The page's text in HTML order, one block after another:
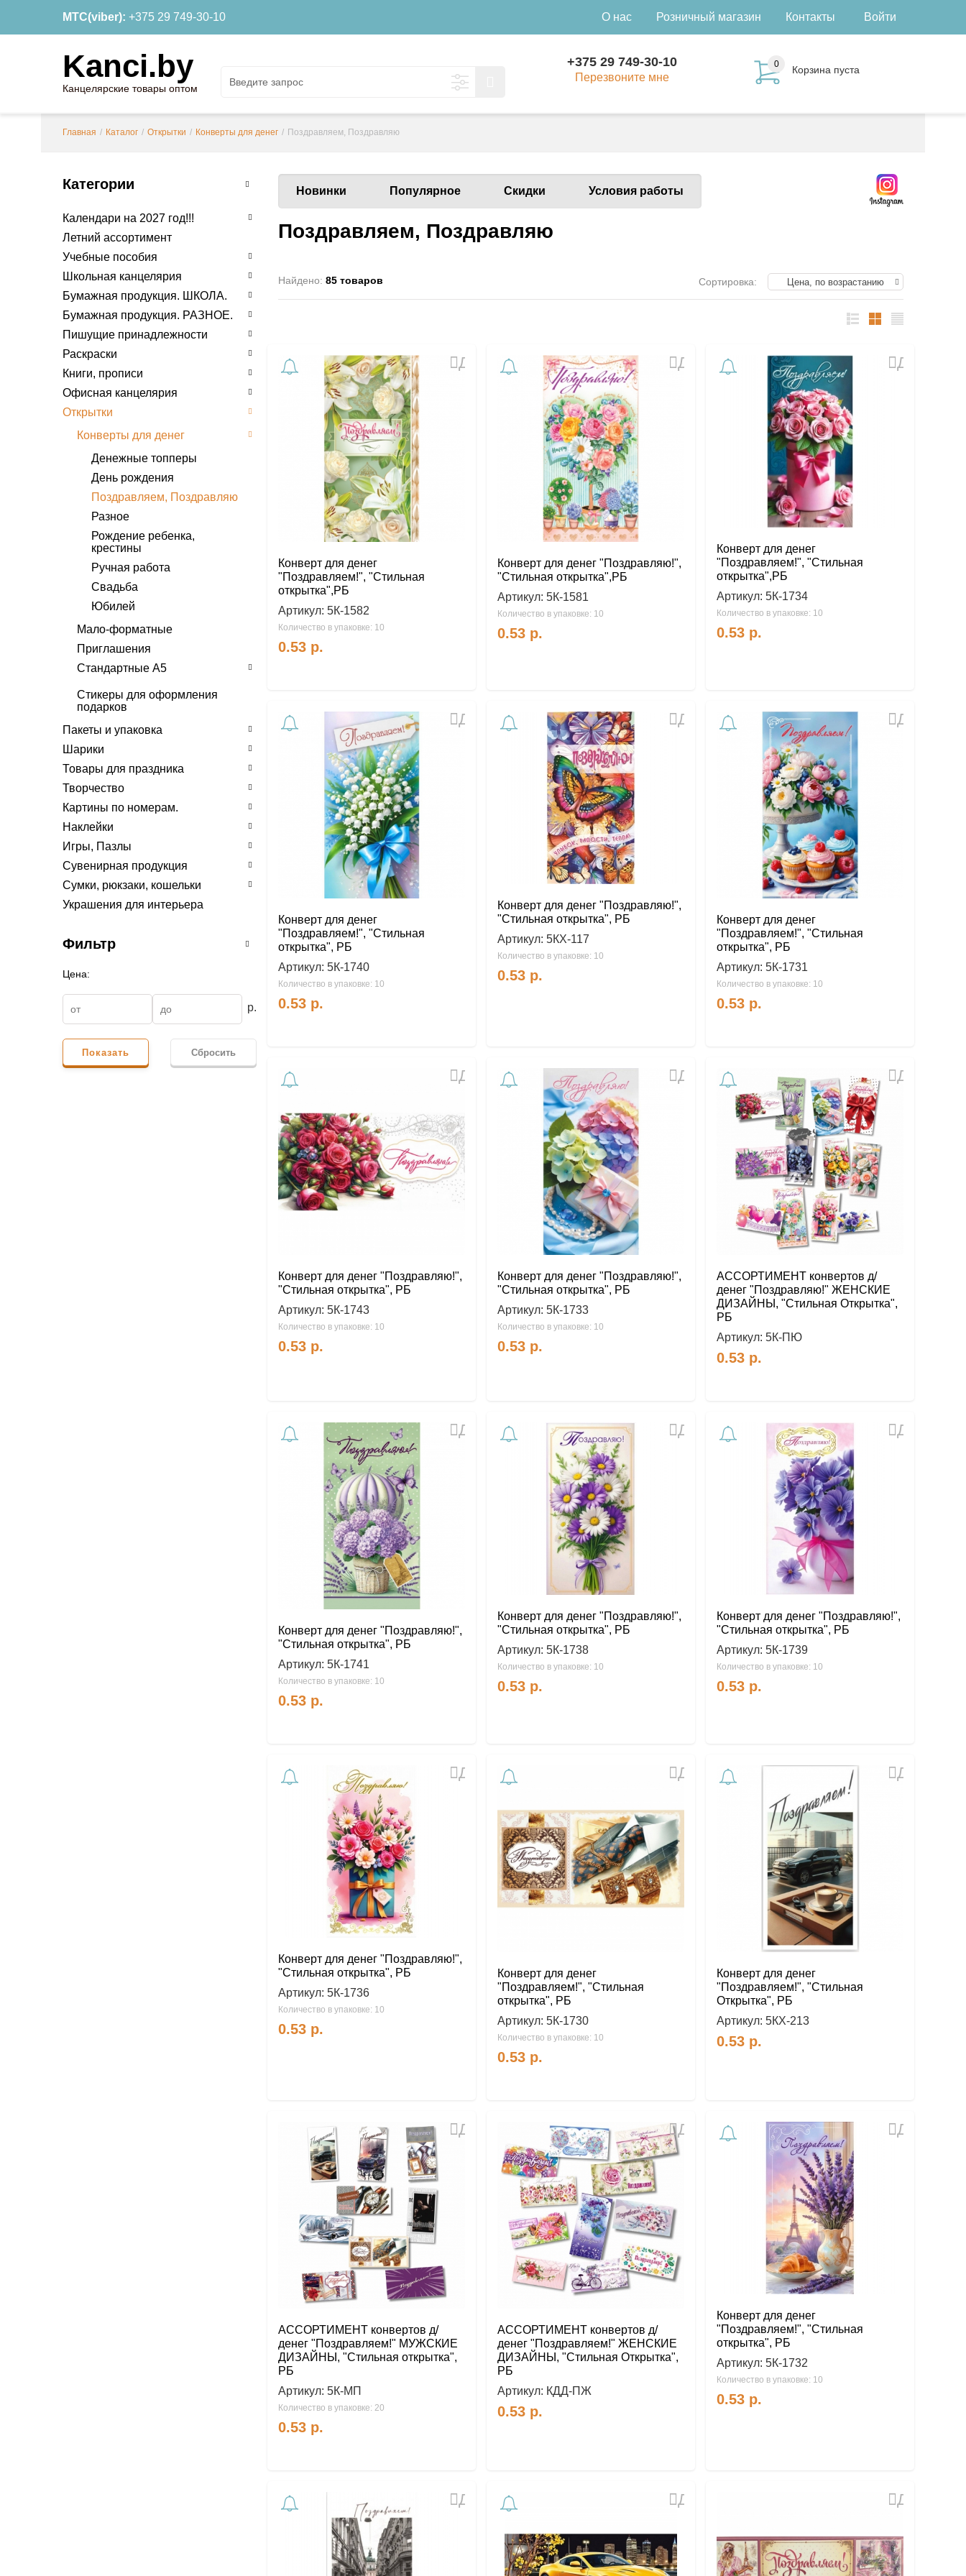
МТС(viber): +375 29 749-30-10 Войти
О нас Розничный магазин Контакты
Kanci.by
Канцелярские товары оптом
0 Корзина пуста
+375 29 749-30-10
Перезвоните мне
Главная / Каталог / Открытки / Конверты для денег / Поздравляем, Поздравляю
Категории
Календари на 2027 год!!!
Летний ассортимент
Учебные пособия
Школьная канцелярия
Бумажная продукция. ШКОЛА.
Бумажная продукция. РАЗНОЕ.
Пишущие принадлежности
Раскраски
Книги, прописи
Офисная канцелярия
Открытки
Конверты для денег
Денежные топперы
День рождения
Поздравляем, Поздравляю
Разное
Рождение ребенка,
крестины
Ручная работа
Свадьба
Юбилей
Мало-форматные
Приглашения
Стандартные А5
День рождения
Поздравляем, Поздравляю
Разное
Ручная работа
Свадьба
Юбилей
Стикеры для оформления
подарков
Пакеты и упаковка
Шарики
Товары для праздника
Творчество
Картины по номерам.
Наклейки
Игры, Пазлы
Сувенирная продукция
Сумки, рюкзаки, кошельки
Украшения для интерьера
Фильтр
Цена:
р.
Показать Сбросить
Новинки Популярное Скидки Условия работы
Поздравляем, Поздравляю
Найдено: 85 товаров Сортировка: Цена, по возрастанию
Добавить
Конверт для денег
"Поздравляем!", "Стильная
открытка",РБ
Артикул: 5К-1582
Количество в упаковке: 10
0.53 р.
Добавить
Конверт для денег "Поздравляю!",
"Стильная открытка",РБ
Артикул: 5К-1581
Количество в упаковке: 10
0.53 р.
Добавить
Конверт для денег
"Поздравляем!", "Стильная
открытка",РБ
Артикул: 5К-1734
Количество в упаковке: 10
0.53 р.
Добавить
Конверт для денег
"Поздравляем!", "Стильная
открытка", РБ
Артикул: 5К-1740
Количество в упаковке: 10
0.53 р.
Добавить
Конверт для денег "Поздравляю!",
"Стильная открытка", РБ
Артикул: 5КХ-117
Количество в упаковке: 10
0.53 р.
Добавить
Конверт для денег
"Поздравляем!", "Стильная
открытка", РБ
Артикул: 5К-1731
Количество в упаковке: 10
0.53 р.
Добавить
Конверт для денег "Поздравляю!",
"Стильная открытка", РБ
Артикул: 5К-1743
Количество в упаковке: 10
0.53 р.
Добавить
избранное
Конверт для денег "Поздравляю!",
"Стильная открытка", РБ
Артикул: 5К-1733
Количество в упаковке: 10
0.53 р.
Добавить
АССОРТИМЕНТ конвертов д/
денег "Поздравляю!" ЖЕНСКИЕ
ДИЗАЙНЫ, "Стильная Открытка",
РБ
Артикул: 5К-ПЮ
0.53 р.
Добавить
Конверт для денег "Поздравляю!",
"Стильная открытка", РБ
Артикул: 5К-1741
Количество в упаковке: 10
0.53 р.
Добавить
Конверт для денег "Поздравляю!",
"Стильная открытка", РБ
Артикул: 5К-1738
Количество в упаковке: 10
0.53 р.
Добавить
Конверт для денег "Поздравляю!",
"Стильная открытка", РБ
Артикул: 5К-1739
Количество в упаковке: 10
0.53 р.
Добавить
Конверт для денег "Поздравляю!",
"Стильная открытка", РБ
Артикул: 5К-1736
Количество в упаковке: 10
0.53 р.
Добавить
Конверт для денег
"Поздравляем!", "Стильная
открытка", РБ
Артикул: 5К-1730
Количество в упаковке: 10
0.53 р.
Добавить
Конверт для денег
"Поздравляем!", "Стильная
Открытка", РБ
Артикул: 5КХ-213
0.53 р.
Добавить
избранное
АССОРТИМЕНТ конвертов д/
денег "Поздравляем!" МУЖСКИЕ
ДИЗАЙНЫ, "Стильная открытка",
РБ
Артикул: 5К-МП
Количество в упаковке: 20
0.53 р.
Добавить
в
избранное
АССОРТИМЕНТ конвертов д/
денег "Поздравляем!" ЖЕНСКИЕ
ДИЗАЙНЫ, "Стильная Открытка",
РБ
Артикул: КДД-ПЖ
0.53 р.
Добавить
Конверт для денег
"Поздравляем!", "Стильная
открытка", РБ
Артикул: 5К-1732
Количество в упаковке: 10
0.53 р.
Добавить
избранное
Добавить
избранное
Добавить
избранное